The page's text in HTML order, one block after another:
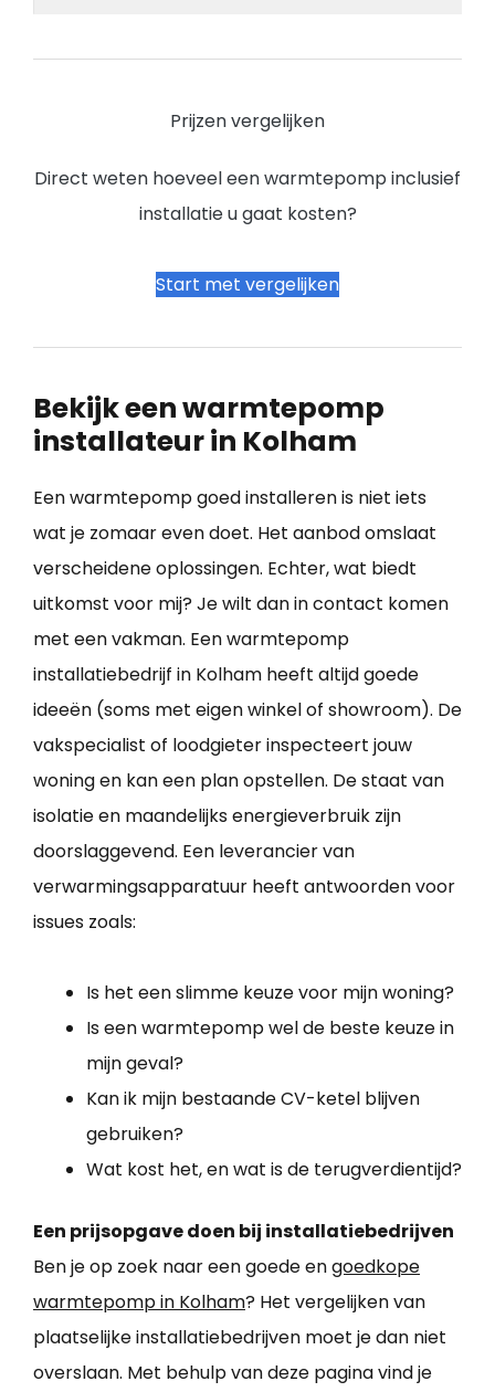
Prijzen vergelijken
Direct weten hoeveel een warmtepomp inclusief
installatie u gaat kosten?
Start met vergelijken
Bekijk een warmtepomp
installateur in Kolham
Een warmtepomp goed installeren is niet iets
wat je zomaar even doet. Het aanbod omslaat
verscheidene oplossingen. Echter, wat biedt
uitkomst voor mij? Je wilt dan in contact komen
met een vakman. Een warmtepomp
installatiebedrijf in Kolham heeft altijd goede
ideeën (soms met eigen winkel of showroom). De
vakspecialist of loodgieter inspecteert jouw
woning en kan een plan opstellen. De staat van
isolatie en maandelijks energieverbruik zijn
doorslaggevend. Een leverancier van
verwarmingsapparatuur heeft antwoorden voor
issues zoals:
Is het een slimme keuze voor mijn woning?
Is een warmtepomp wel de beste keuze in
mijn geval?
Kan ik mijn bestaande CV-ketel blijven
gebruiken?
Wat kost het, en wat is de terugverdientijd?
Een prijsopgave doen bij installatiebedrijven
Ben je op zoek naar een goede engoedkope
warmtepomp in Kolham? Het vergelijken van
plaatselijke installatiebedrijven moet je dan niet
overslaan. Met behulp van deze pagina vind je